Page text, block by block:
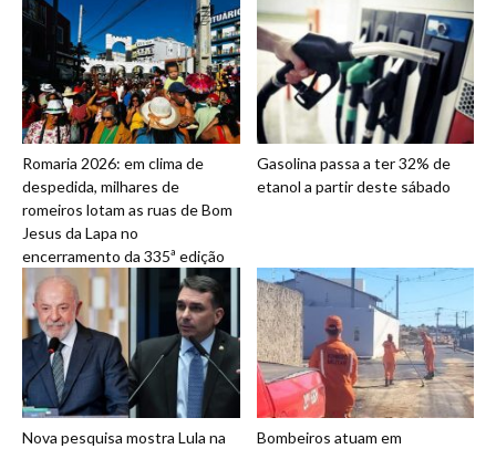
Romaria 2026: em clima de
despedida, milhares de
romeiros lotam as ruas de Bom
Jesus da Lapa no
encerramento da 335ª edição
Gasolina passa a ter 32% de
etanol a partir deste sábado
Nova pesquisa mostra Lula na
Bombeiros atuam em